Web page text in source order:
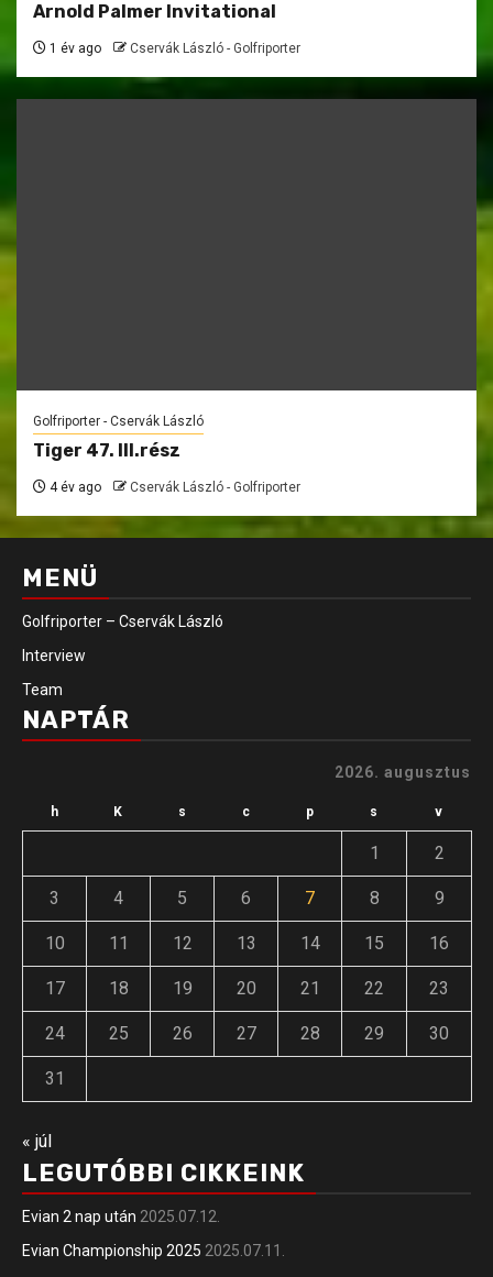
Arnold Palmer Invitational
1 év ago Cservák László - Golfriporter
Golfriporter - Cservák László
Tiger 47. III.rész
4 év ago Cservák László - Golfriporter
MENÜ
Golfriporter – Cservák László
Interview
Team
NAPTÁR
2026. augusztus
h K s c p s v
1 2
3 4 5 6 7 8 9
10 11 12 13 14 15 16
17 18 19 20 21 22 23
24 25 26 27 28 29 30
31
« júl
LEGUTÓBBI CIKKEINK
Evian 2 nap után 2025.07.12.
Evian Championship 2025 2025.07.11.